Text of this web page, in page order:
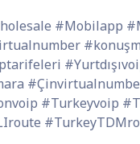
#Mobilapp
#Turkeyvoip